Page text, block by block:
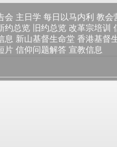
会 主日学 每日以马内利 教会
约总览 旧约总览 改革宗培训
息 新山基督生命堂 香港基督
片 信仰问题解答 宣教信息